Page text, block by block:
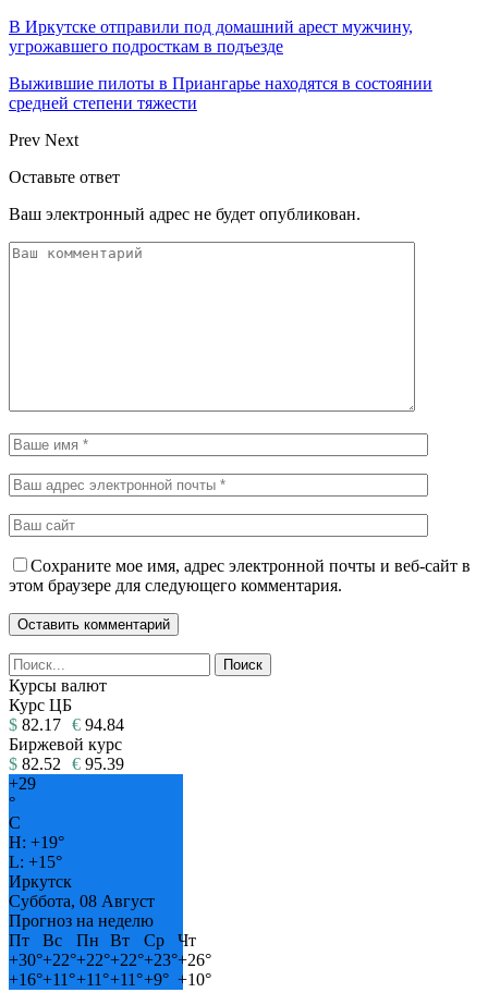
В Иркутске отправили под домашний арест мужчину,
угрожавшего подросткам в подъезде
Выжившие пилоты в Приангарье находятся в состоянии
средней степени тяжести
Prev Next
Оставьте ответ
Ваш электронный адрес не будет опубликован.
Сохраните мое имя, адрес электронной почты и веб-сайт в
этом браузере для следующего комментария.
Курсы валют
Курс ЦБ
$ 82.17 € 94.84
Биржевой курс
$ 82.52 € 95.39
+29
°
C
H: +19°
L: +15°
Иркутск
Суббота, 08 Август
Прогноз на неделю
Пт
Вс Пн Вт Ср
Чт
+30°+22°+22°+22°+23°+26°
+16°+11°+11°+11°+9° +10°